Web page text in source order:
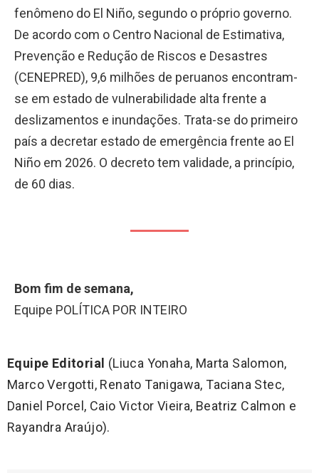
fenômeno do El Niño, segundo o próprio governo.
De acordo com o Centro Nacional de Estimativa,
Prevenção e Redução de Riscos e Desastres
(CENEPRED), 9,6 milhões de peruanos encontram-
se em estado de vulnerabilidade alta frente a
deslizamentos e inundações. Trata-se do primeiro
país a decretar estado de emergência frente ao El
Niño em 2026. O decreto tem validade, a princípio,
de 60 dias.
Bom fim de semana,
Equipe POLÍTICA POR INTEIRO
Equipe Editorial (Liuca Yonaha, Marta Salomon,
Marco Vergotti, Renato Tanigawa, Taciana Stec,
Daniel Porcel, Caio Victor Vieira, Beatriz Calmon e
Rayandra Araújo).